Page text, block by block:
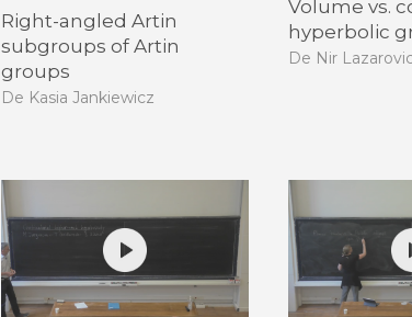
Right-angled Artin
subgroups of Artin
groups
De Kasia Jankiewicz
Volume vs.
hyperbolic
De Nir